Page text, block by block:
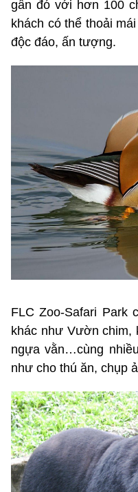
gần đó với hơn 100
khách có thể thoải
độc đáo, ấn tượng.
FLC Zoo-Safari Park
khác như Vườn chim,
ngựa vằn…cùng
như cho thú ăn, chụp